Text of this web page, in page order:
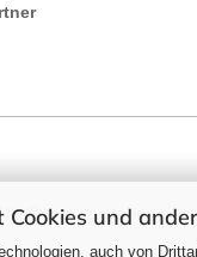
und
auch von
Preise verstehen sich